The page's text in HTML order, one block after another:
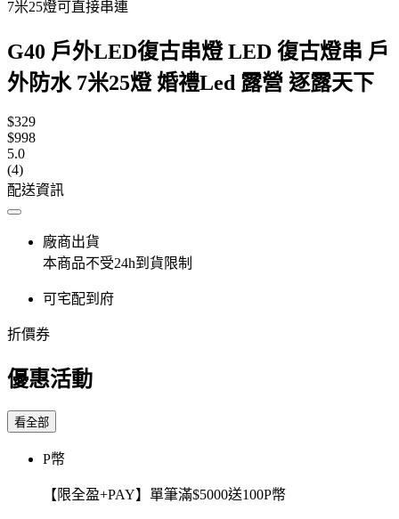
7米25燈可直接串連
G40 戶外LED復古串燈 LED 復古燈串 戶
外防水 7米25燈 婚禮Led 露營 逐露天下
$329
$998
5.0
(4)
配送資訊
廠商出貨
本商品不受24h到貨限制
可宅配到府
折價券
優惠活動
看全部
P幣
【限全盈+PAY】單筆滿$5000送100P幣